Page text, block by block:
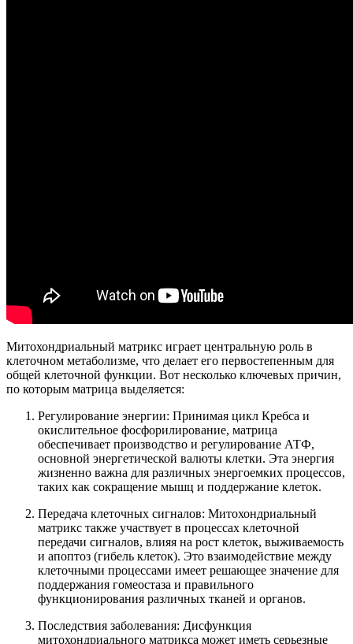
Митохондриальный матрикс играет центральную роль в
клеточном метаболизме, что делает его первостепенным для
общей клеточной функции. Вот несколько ключевых причин,
по которым матрица выделяется:
Регулирование энергии: Принимая цикл Кребса и
окислительное фосфорилирование, матрица
обеспечивает производство и регулирование АТФ,
основной энергетической валюты клетки. Эта энергия
жизненно важна для различных энергоемких процессов,
таких как сокращение мышц и поддержание клеток.
Передача клеточных сигналов: Митохондриальный
матрикс также участвует в процессах клеточной
передачи сигналов, влияя на рост клеток, выживаемость
и апоптоз (гибель клеток). Это взаимодействие между
клеточными процессами имеет решающее значение для
поддержания гомеостаза и правильного
функционирования различных тканей и органов.
Последствия заболевания: Дисфункция
митохондриального матрикса может иметь серьезные